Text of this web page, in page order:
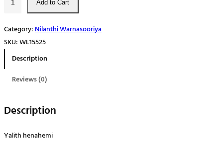
නෙ
හෙ
a
t
Add to Cart
Category:Nilanthi Warnasooriya
SKU:WL15525
Description
Reviews (0)
Description
Yalith henahemi